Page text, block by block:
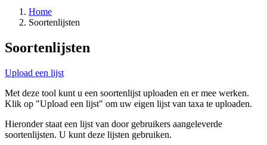
Home
Soortenlijsten
Soortenlijsten
Upload een lijst
Met deze tool kunt u een soortenlijst uploaden en er mee werken.
Klik op "Upload een lijst" om uw eigen lijst van taxa te uploaden.
Hieronder staat een lijst van door gebruikers aangeleverde
soortenlijsten. U kunt deze lijsten gebruiken.